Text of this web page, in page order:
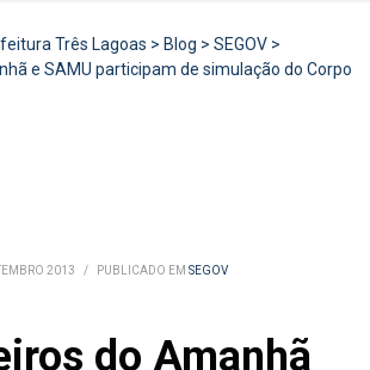
Três Lagoas > Blog > SEGOV >
e SAMU participam de simulação do Corpo
2013 / PUBLICADO EM SEGOV
do Amanhã